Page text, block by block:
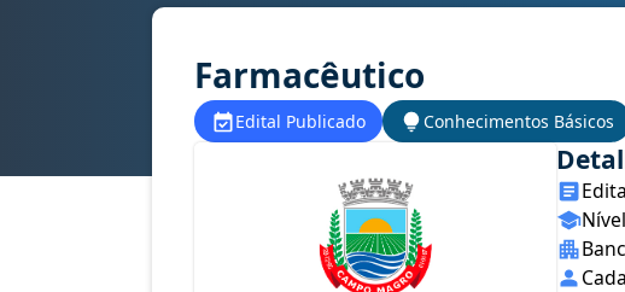
Farmacêutico
Edital Publicado Conhecimentos Básicos